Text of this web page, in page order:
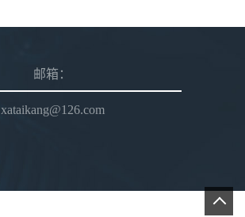
邮箱：
xataikang@126.com